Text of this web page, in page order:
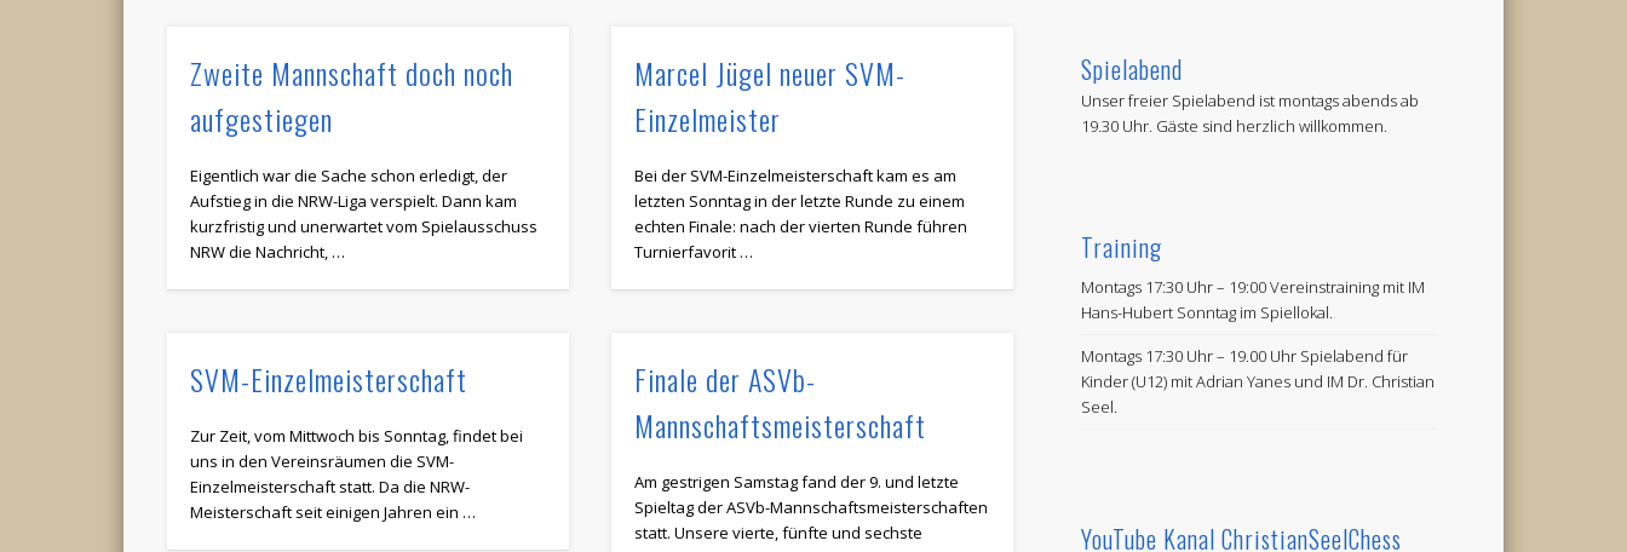
Zweite Mannschaft doch noch
aufgestiegen
Eigentlich war die Sache schon erledigt, der
Aufstieg in die NRW-Liga verspielt. Dann kam
kurzfristig und unerwartet vom Spielausschuss
NRW die Nachricht, …
Marcel Jügel neuer SVM-
Einzelmeister
Bei der SVM-Einzelmeisterschaft kam es am
letzten Sonntag in der letzte Runde zu einem
echten Finale: nach der vierten Runde führen
Turnierfavorit …
SVM-Einzelmeisterschaft
Zur Zeit, vom Mittwoch bis Sonntag, findet bei
uns in den Vereinsräumen die SVM-
Einzelmeisterschaft statt. Da die NRW-
Meisterschaft seit einigen Jahren ein …
Finale der ASVb-
Mannschaftsmeisterschaft
Am gestrigen Samstag fand der 9. und letzte
Spieltag der ASVb-Mannschaftsmeisterschaften
statt. Unsere vierte, fünfte und sechste
Spielabend
Unser freier Spielabend ist montags abends ab
19.30 Uhr. Gäste sind herzlich willkommen.
Training
Montags 17:30 Uhr – 19:00 Vereinstraining mit IM
Hans-Hubert Sonntag im Spiellokal.
Montags 17:30 Uhr – 19.00 Uhr Spielabend für
Kinder (U12) mit Adrian Yanes und IM Dr. Christian
Seel.
YouTube Kanal ChristianSeelChess